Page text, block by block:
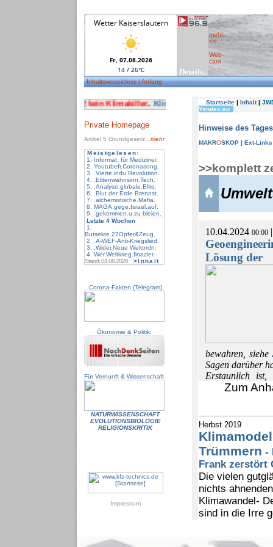
mehr..
<<
Web-
cam
Inhaltsverzeichnis| Anfang
Private Homepage
Artikel 5 Grundgesetz: ..mehr